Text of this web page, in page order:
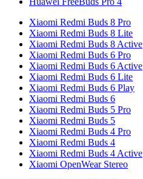
Xiaomi Redmi Buds 8 Pro
Xiaomi Redmi Buds 8 Lite
Xiaomi Redmi Buds 8 Active
Xiaomi Redmi Buds 6 Pro
Xiaomi Redmi Buds 6 Active
Xiaomi Redmi Buds 6 Lite
Xiaomi Redmi Buds 6 Play
Xiaomi Redmi Buds 6
Xiaomi Redmi Buds 5 Pro
Xiaomi Redmi Buds 5
Xiaomi Redmi Buds 4 Pro
Xiaomi Redmi Buds 4
Xiaomi Redmi Buds 4 Active
Xiaomi OpenWear Stereo